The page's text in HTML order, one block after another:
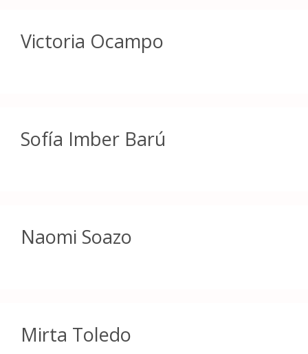
Victoria Ocampo
Sofía Imber Barú
Naomi Soazo
Mirta Toledo